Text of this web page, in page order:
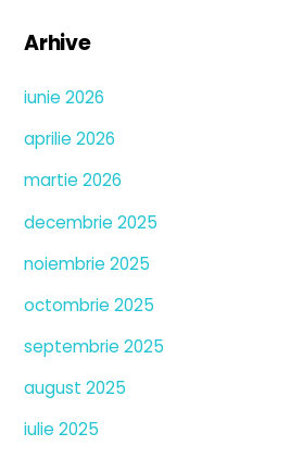
Arhive
iunie 2026
aprilie 2026
martie 2026
decembrie 2025
noiembrie 2025
octombrie 2025
septembrie 2025
august 2025
iulie 2025